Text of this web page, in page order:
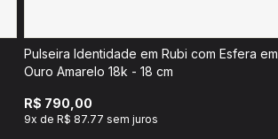
Pulseira Identidade em Rubi com Esfera em
Ouro Amarelo 18k - 18 cm
R$ 790,00
9x de R$ 87.77 sem juros